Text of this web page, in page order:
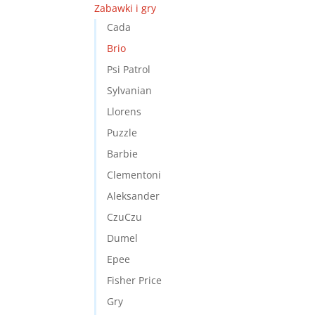
Zabawki i gry
Cada
Brio
Psi Patrol
Sylvanian
Llorens
Puzzle
Barbie
Clementoni
Aleksander
CzuCzu
Dumel
Epee
Fisher Price
Gry